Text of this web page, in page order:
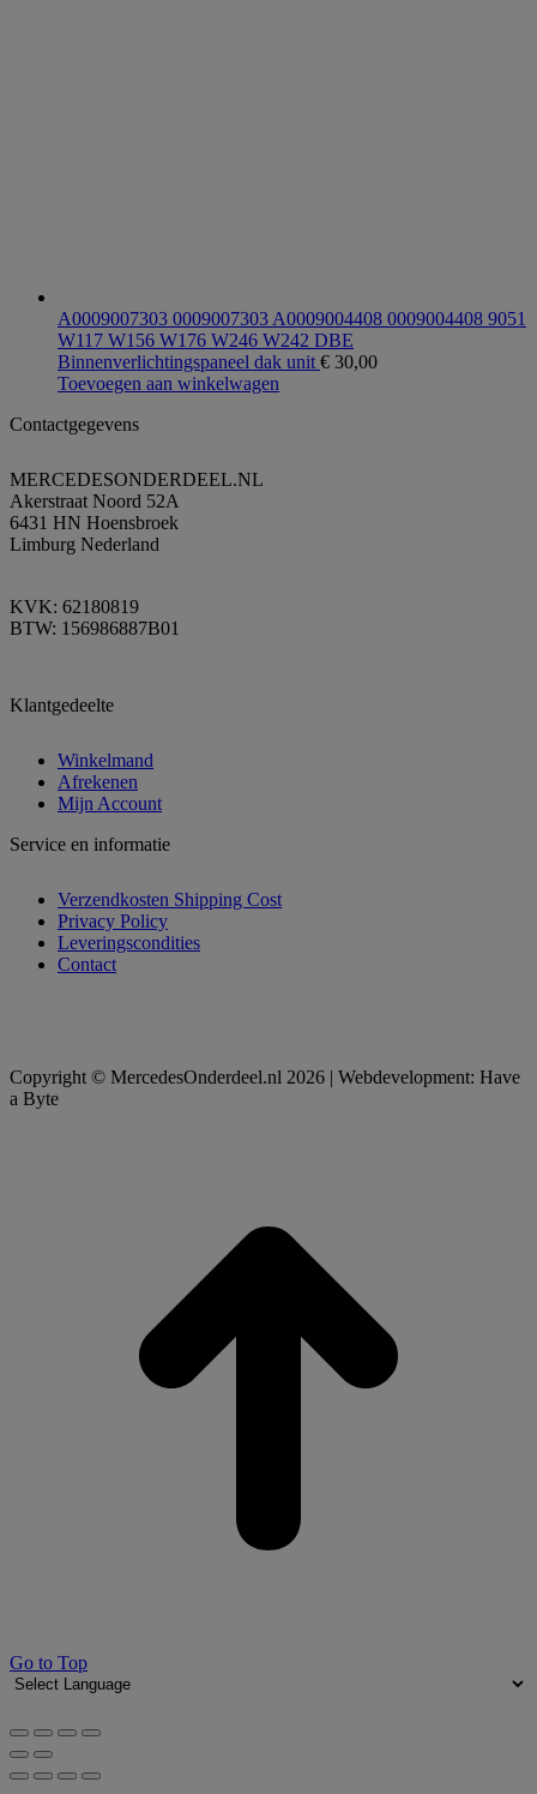
A0009007303 0009007303 A0009004408 0009004408 9051
W117 W156 W176 W246 W242 DBE
Binnenverlichtingspaneel dak unit € 30,00
Toevoegen aan winkelwagen
Contactgegevens
MERCEDESONDERDEEL.NL
Akerstraat Noord 52A
6431 HN Hoensbroek
Limburg Nederland
KVK: 62180819
BTW: 156986887B01
Klantgedeelte
Winkelmand
Afrekenen
Mijn Account
Service en informatie
Verzendkosten Shipping Cost
Privacy Policy
Leveringscondities
Contact
Copyright © MercedesOnderdeel.nl 2026 | Webdevelopment: Have
a Byte
Go to Top